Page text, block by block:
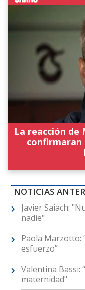
La reacción de
confirmaran
NOTICIAS
Javier Saiach:
nadie"
Paola Marzotto:
esfuerzo”
Valentina Bassi:
maternidad"